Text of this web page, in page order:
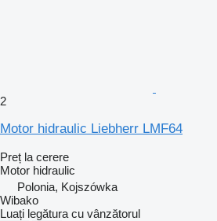
2
Motor hidraulic Liebherr LMF64
Preț la cerere
Motor hidraulic
Polonia, Kojszówka
Wibako
Luați legătura cu vânzătorul